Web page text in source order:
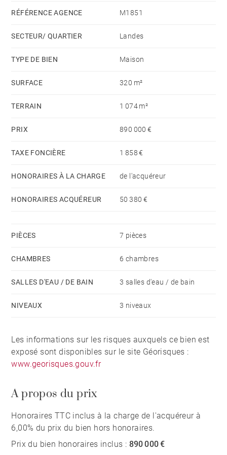
1er étage : Palier desservant trois chambres, salle de
Dernier étage : Combles aménagés en vaste dortoir
avec lavabo, douche et toilettes, grand grenier.
complètent le bien. La dépendance de deux pièces,
complémentaire après finition.
RÉFÉRENCE AGENCE M1851
SECTEUR/ QUARTIER Landes
TYPE DE BIEN Maison
SURFACE 320 m²
TERRAIN 1 074 m²
PRIX 890 000 €
TAXE FONCIÈRE 1 858 €
HONORAIRES À LA CHARGE de l'acquéreur
HONORAIRES ACQUÉREUR 50 380 €
PIÈCES 7 pièces
CHAMBRES 6 chambres
SALLES D'EAU / DE BAIN 3 salles d'eau / de bain
NIVEAUX 3 niveaux
Les informations sur les risques auxquels ce bien est
exposé sont disponibles sur le site Géorisques :
www.georisques.gouv.fr
A propos du prix
Honoraires TTC inclus à la charge de l'acquéreur à
6,00% du prix du bien hors honoraires.
Prix du bien honoraires inclus : 890 000 €